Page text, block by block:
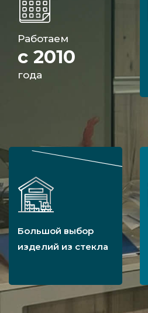
Работаем
с 2010
года
Большой выбор
изделий из стекла